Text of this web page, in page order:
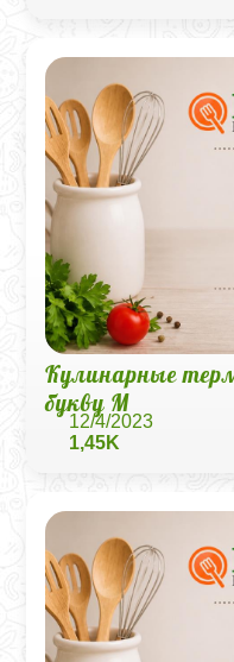
Кулинарные
букву М
12/4/2023
1,45K